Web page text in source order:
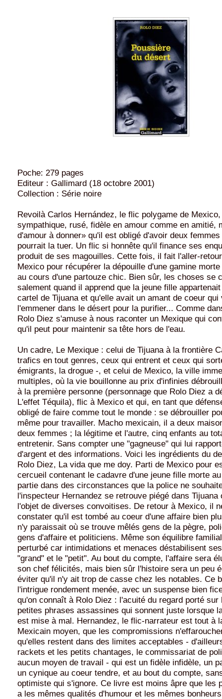
Poche: 279 pages
Editeur : Gallimard (18 octobre 2001)
Collection : Série noire
Revoilà Carlos Hernández, le flic polygame de
sympathique, rusé, fidèle en amour comme en amitié,
d'amour à donner» qu'il est obligé d'avoir deux
pourrait la tuer. Un flic si honnête qu'il finance ses
produit de ses magouilles. Cette fois, il fait l'aller-
Mexico pour récupérer la dépouille d'une gamine
au cours d'une partouze chic. Bien sûr, les choses se
salement quand il apprend que la jeune fille
cartel de Tijuana et qu'elle avait un amant de coeur qui
l'emmener dans le désert pour la purifier... Comme
Rolo Diez s'amuse à nous raconter un Mexique qui
qu'il peut pour maintenir sa tête hors de l'eau.
Un cadre, Le Mexique : celui de Tijuana à la frontière
trafics en tout genres, ceux qui entrent et ceux qui
émigrants, la drogue -, et celui de Mexico, la ville
multiples, où la vie bouillonne au prix d'infinies
à la première personne (personnage que Rolo Diez a
L'effet Téquila), flic à Mexico et qui, en tant que
obligé de faire comme tout le monde : se débrouiller
même pour travailler. Macho mexicain, il a deux
deux femmes ; la légitime et l'autre, cinq enfants au
entretenir. Sans compter une "gagneuse" qui lui
d'argent et des informations. Voici les ingrédients du
Rolo Diez, La vida que me doy. Parti de Mexico pour
cercueil contenant le cadavre d'une jeune fille morte
partie dans des circonstances que la police ne
l'inspecteur Hernandez se retrouve piégé dans Tijuana
l'objet de diverses convoitises. De retour à Mexico, il
constater qu'il est tombé au coeur d'une affaire bien
n'y paraissait où se trouve mêlés gens de la pègre,
gens d'affaire et politiciens. Même son équilibre
perturbé car intimidations et menaces déstabilisent
"grand" et le "petit". Au bout du compte, l'affaire sera
son chef félicités, mais bien sûr l'histoire sera un peu
éviter qu'il n'y ait trop de casse chez les notables. Ce
l'intrigue rondement menée, avec un suspense bien
qu'on connaît à Rolo Diez : l'acuité du regard porté sur
petites phrases assassines qui sonnent juste lorsque
est mise à mal. Hernandez, le flic-narrateur est tout à
Mexicain moyen, que les compromissions
qu'elles restent dans des limites acceptables -
rackets et les petits chantages, le commissariat de
aucun moyen de travail - qui est un fidèle infidèle, un
un cynique au coeur tendre, et au bout du compte,
optimiste qui s'ignore. Ce livre est moins âpre que les
a les mêmes qualités d'humour et les mêmes